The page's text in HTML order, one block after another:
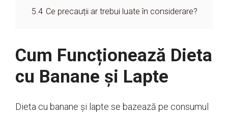
5.4 Ce precauții ar trebui luate în considerare?
Cum Funcționează Dieta
cu Banane și Lapte
Dieta cu banane și lapte se bazează pe consumul